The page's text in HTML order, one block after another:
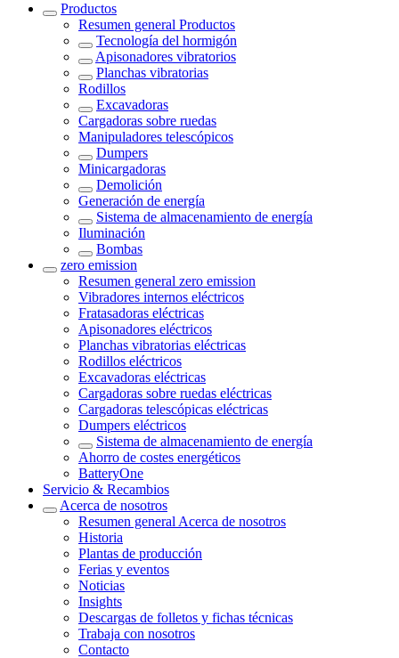
Productos
Resumen general Productos
Tecnología del hormigón
Apisonadores vibratorios
Planchas vibratorias
Rodillos
Excavadoras
Cargadoras sobre ruedas
Manipuladores telescópicos
Dumpers
Minicargadoras
Demolición
Generación de energía
Sistema de almacenamiento de energía
Iluminación
Bombas
zero emission
Resumen general zero emission
Vibradores internos eléctricos
Fratasadoras eléctricas
Apisonadores eléctricos
Planchas vibratorias eléctricas
Rodillos eléctricos
Excavadoras eléctricas
Cargadoras sobre ruedas eléctricas
Cargadoras telescópicas eléctricas
Dumpers eléctricos
Sistema de almacenamiento de energía
Ahorro de costes energéticos
BatteryOne
Servicio & Recambios
Acerca de nosotros
Resumen general Acerca de nosotros
Historia
Plantas de producción
Ferias y eventos
Noticias
Insights
Descargas de folletos y fichas técnicas
Trabaja con nosotros
Contacto